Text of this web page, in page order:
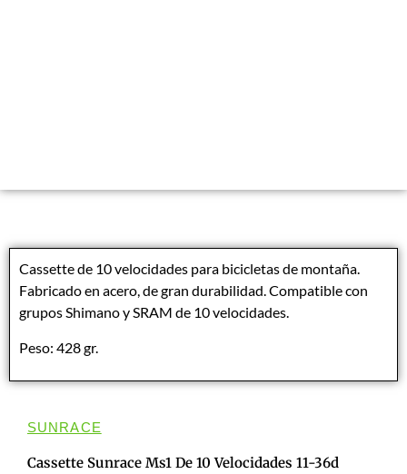
Cassette de 10 velocidades para bicicletas de montaña.
Fabricado en acero, de gran durabilidad. Compatible con
grupos Shimano y SRAM de 10 velocidades.
Peso: 428 gr.
SUNRACE
Cassette Sunrace Ms1 De 10 Velocidades 11-36d